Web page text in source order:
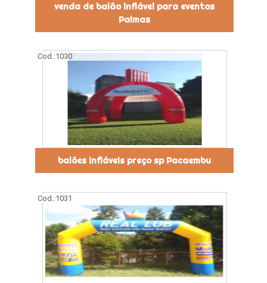
venda de balão inflável para eventos
Palmas
Cod.:1030
balões infláveis preço sp Pacaembu
Cod.:1031